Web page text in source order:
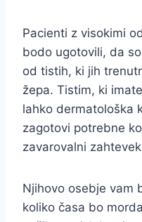
Pacienti z visokimi
bodo ugotovili, da
od tistih, ki jih
žepa. Tistim, ki
lahko dermatološka
zagotovi potrebne
zavarovalni
Njihovo osebje vam
koliko časa bo